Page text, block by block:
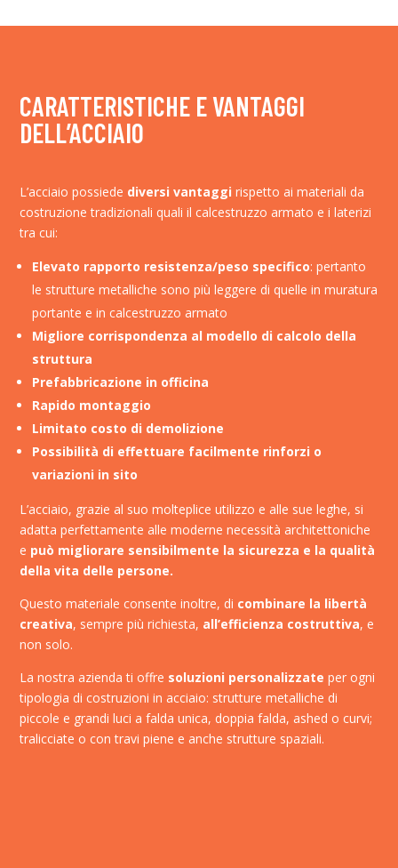
CARATTERISTICHE E VANTAGGI
DELL’ACCIAIO
L’acciaio possiede diversi vantaggi rispetto ai materiali da
costruzione tradizionali quali il calcestruzzo armato e i laterizi
tra cui:
Elevato rapporto resistenza/peso specifico: pertanto
le strutture metalliche sono più leggere di quelle in muratura
portante e in calcestruzzo armato
Migliore corrispondenza al modello di calcolo della
struttura
Prefabbricazione in officina
Rapido montaggio
Limitato costo di demolizione
Possibilità di effettuare facilmente rinforzi o
variazioni in sito
L’acciaio, grazie al suo molteplice utilizzo e alle sue leghe, si
adatta perfettamente alle moderne necessità architettoniche
e può migliorare sensibilmente la sicurezza e la qualità
della vita delle persone.
Questo materiale consente inoltre, di combinare la libertà
creativa, sempre più richiesta, all’efficienza costruttiva, e
non solo.
La nostra azienda ti offre soluzioni personalizzate per ogni
tipologia di costruzioni in acciaio: strutture metalliche di
piccole e grandi luci a falda unica, doppia falda, ashed o curvi;
tralicciate o con travi piene e anche strutture spaziali.